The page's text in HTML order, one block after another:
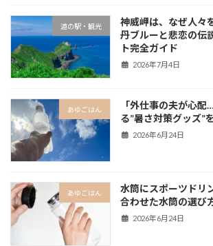
道の駅・観光
神威岬は、なぜ人々
丹ブルーと悲恋の伝
ト完全ガイド
2026年7月4日
あゆごはん
「外仕事の夫が心
る”暑さ対策グッズ”
2026年6月24日
あゆごはん
水筒にスポーツドリ
合わせた水筒の選び
2026年6月24日